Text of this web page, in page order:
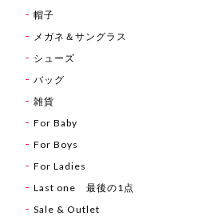
帽子
メガネ＆サングラス
シューズ
バッグ
雑貨
For Baby
For Boys
For Ladies
Last one 最後の1点
Sale & Outlet